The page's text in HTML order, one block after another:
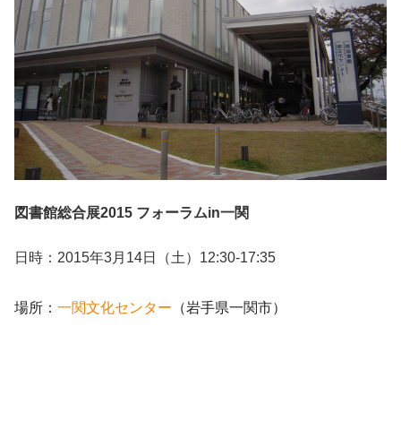
図書館総合展2015 フォーラムin一関
日時：2015年3月14日（土）12:30-17:35
場所： 一関文化センター （岩手県一関市）